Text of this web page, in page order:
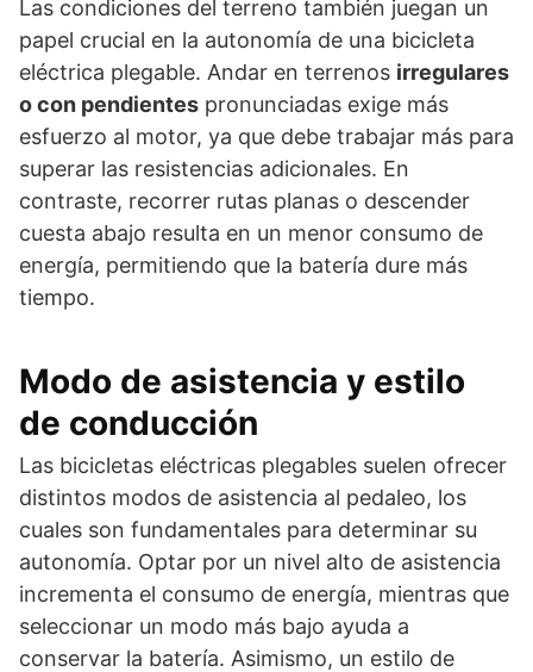
Las condiciones del terreno también juegan un
papel crucial en la autonomía de una bicicleta
eléctrica plegable. Andar en terrenos irregulares
o con pendientes pronunciadas exige más
esfuerzo al motor, ya que debe trabajar más para
superar las resistencias adicionales. En
contraste, recorrer rutas planas o descender
cuesta abajo resulta en un menor consumo de
energía, permitiendo que la batería dure más
tiempo.
Modo de asistencia y estilo
de conducción
Las bicicletas eléctricas plegables suelen ofrecer
distintos modos de asistencia al pedaleo, los
cuales son fundamentales para determinar su
autonomía. Optar por un nivel alto de asistencia
incrementa el consumo de energía, mientras que
seleccionar un modo más bajo ayuda a
conservar la batería. Asimismo, un estilo de